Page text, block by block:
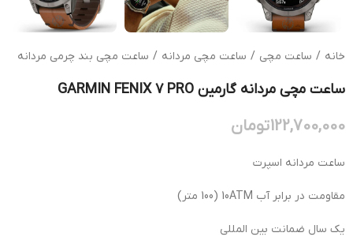
خانه / ساعت مچی / ساعت مچی مردانه / ساعت مچی بند چرمی مردانه
ساعت مچی مردانه گارمین GARMIN FENIX 7 PRO
122,700,000تومان
ساعت مردانه اسپرت
مقاومت در برابر آب 10ATM (100 متر)
یک سال ضمانت بین المللی